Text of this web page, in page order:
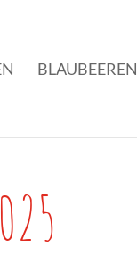
BLAUBEEREN